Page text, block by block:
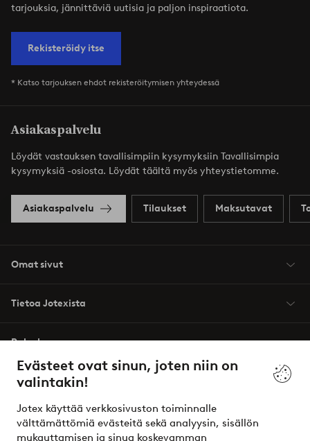
Evästeet ovat sinun, joten niin on
valintakin!
Jotex käyttää verkkosivuston toiminnalle
välttämättömiä evästeitä sekä analyysin, sisällön
mukauttamisen ja sinua koskevamman
tarjouksia, jännittäviä uutisia ja paljon inspiraatiota.
Rekisteröidy itse
* Katso tarjouksen ehdot rekisteröitymisen yhteydessä
Asiakaspalvelu
Löydät vastauksen tavallisimpiin kysymyksiin Tavallisimpia
kysymyksiä -osiosta. Löydät täältä myös yhteystietomme.
Asiakaspalvelu Tilaukset Maksutavat
Omat sivut
Tietoa Jotexista
Palvelumme
Ehdot
Ystävät